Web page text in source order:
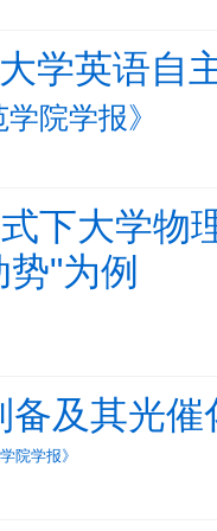
学英语自
院学报》
式下大学
"为例
备及其光
院学报》